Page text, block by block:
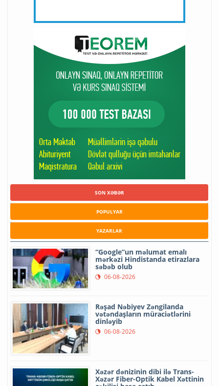
SON XƏBƏR
POPULYAR
YAZARLAR
“Google”un məlumat emalı
mərkəzi Hindistanda etirazlara
səbəb olub
06-08-2026
Rəşad Nəbiyev Zəngilanda
vətəndaşların müraciətlərini
dinləyib
06-08-2026
Xəzər dənizinin dibi ilə Trans-
Xəzər Fiber-Optik Kabel Xəttinin